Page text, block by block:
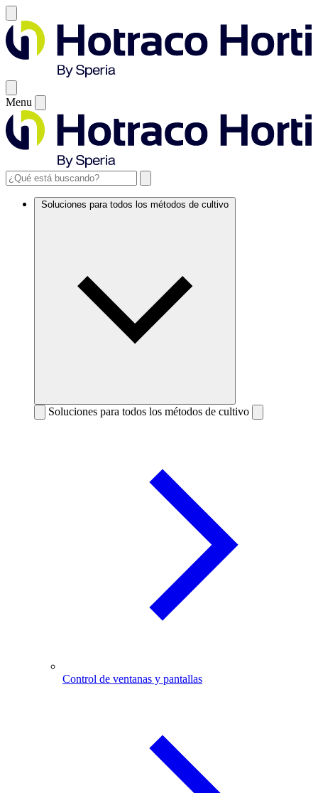
Menu
Soluciones para todos los métodos de cultivo
Soluciones para todos los métodos de cultivo
Control de ventanas y pantallas